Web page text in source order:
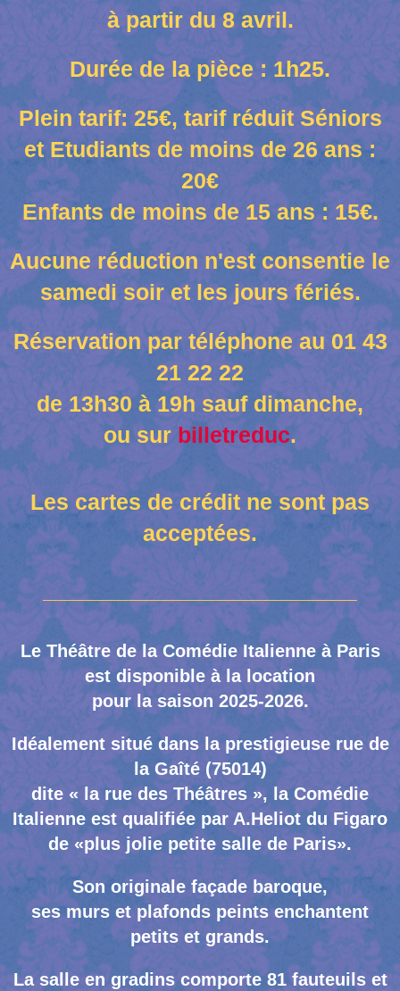
à partir du 8 avril.
Durée de la pièce : 1h25.
Plein tarif: 25€, tarif réduit Séniors
et Etudiants de moins de 26 ans :
20€
Enfants de moins de 15 ans : 15€.
Aucune réduction n'est consentie le
samedi soir et les jours fériés.
Réservation par téléphone au 01 43
21 22 22
de 13h30 à 19h sauf dimanche,
ou sur billetreduc.
Les cartes de crédit ne sont pas
acceptées.
____________________________________________
Le Théâtre de la Comédie Italienne à Paris
est disponible à la location
pour la saison 2025-2026.
Idéalement situé dans la prestigieuse rue de
la Gaîté (75014)
dite « la rue des Théâtres », la Comédie
Italienne est qualifiée par A.Heliot du Figaro
de «plus jolie petite salle de Paris».
Son originale façade baroque,
ses murs et plafonds peints enchantent
petits et grands.
La salle en gradins comporte 81 fauteuils et